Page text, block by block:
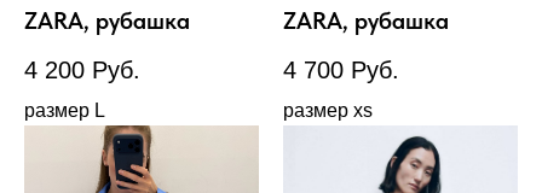
ZARA, рубашка
4 200 Руб.
размер L
ZARA, рубашка
4 700 Руб.
размер xs